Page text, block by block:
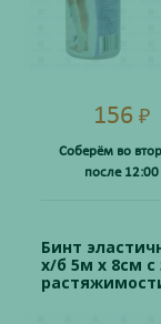
156 ₽
Соберём во
после 12:00
Бинт
х/б 5м х 8см